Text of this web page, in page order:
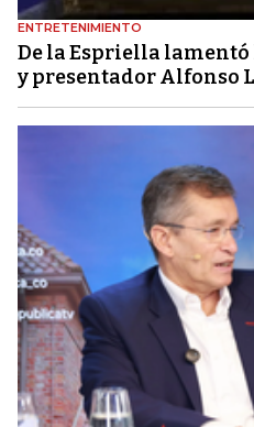
ENTRETENIMIENTO
De la Espriella
y presentador Alfonso